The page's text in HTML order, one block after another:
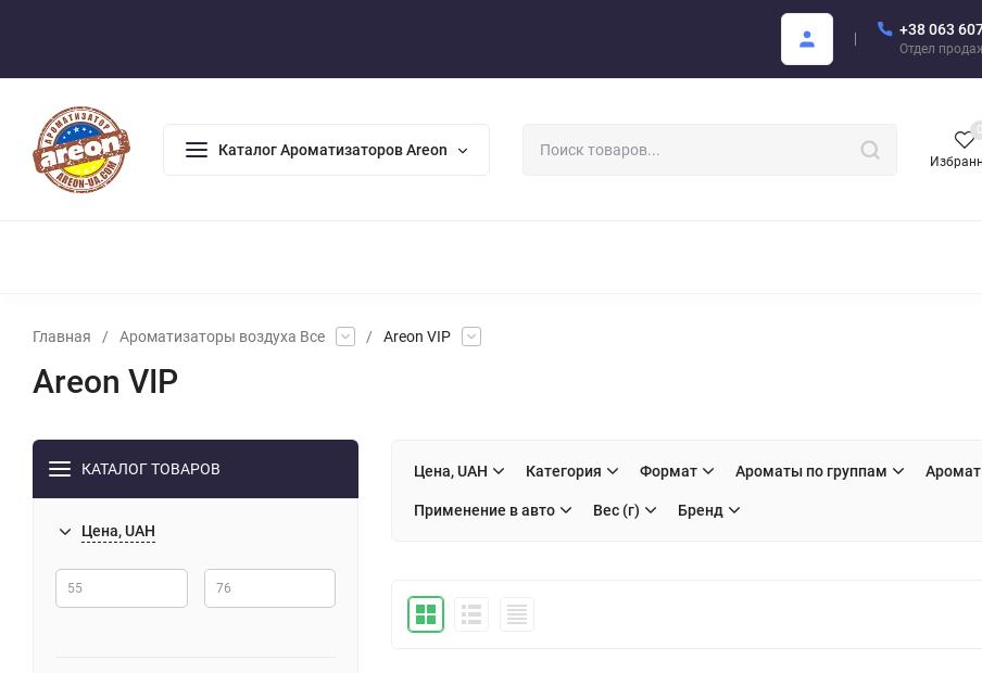
+38 063
Отдел
Каталог Ароматизаторов Areon
0
Главная / Ароматизаторы воздуха Все / Areon VIP
Areon VIP
КАТАЛОГ ТОВАРОВ
Цена, UAH
Цена, UAH Категория Формат Ароматы по группам Аромат
Применение в авто Вес (г) Бренд